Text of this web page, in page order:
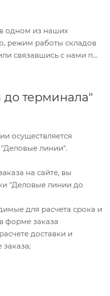
режим работы складов
связавшись с нами по
терминала"
осуществляется
линии".
на сайте, вы
"Деловые линии до
для расчета срока и
форме заказа
доставки и